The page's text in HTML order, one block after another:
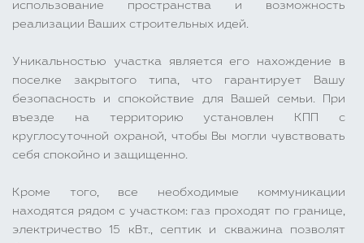
использование пространства и возможность
реализации Ваших строительных идей.
Уникальностью участка является его нахождение в
поселке закрытого типа, что гарантирует Вашу
безопасность и спокойствие для Вашей семьи. При
въезде на территорию установлен КПП с
круглосуточной охраной, чтобы Вы могли чувствовать
себя спокойно и защищенно.
Кроме того, все необходимые коммуникации
находятся рядом с участком: газ проходят по границе,
электричество 15 кВт., септик и скважина позволят